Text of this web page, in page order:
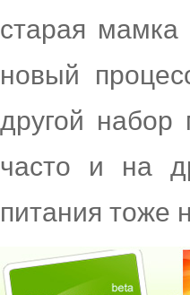
старая
новый
другой набор
часто и на
питания тоже